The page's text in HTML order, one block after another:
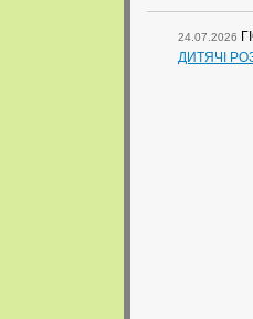
24.07.2026
ДИТЯЧІ